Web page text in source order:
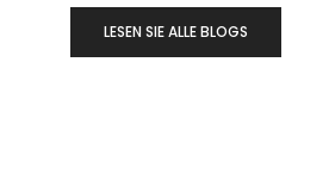
LESEN SIE ALLE BLOGS